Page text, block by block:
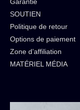
Garantie
SOUTIEN
Politique de retour
Options de paiement
Zone d’affiliation
MATÉRIEL MÉDIA